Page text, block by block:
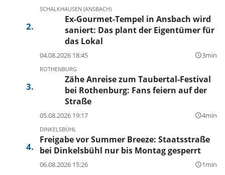
SCHALKHAUSEN (ANSBACH)
Ex-Gourmet-Tempel in Ansbach wird
saniert: Das plant der Eigentümer für
das Lokal
04.08.2026 18:45 query_builder3min
ROTHENBURG
Zähe Anreise zum Taubertal-Festival
bei Rothenburg: Fans feiern auf der
Straße
05.08.2026 19:17 query_builder4min
DINKELSBÜHL
Freigabe vor Summer Breeze: Staatsstraße
bei Dinkelsbühl nur bis Montag gesperrt
06.08.2026 15:26 query_builder1min